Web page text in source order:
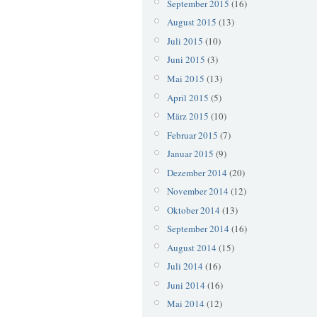
September 2015 (16)
August 2015 (13)
Juli 2015 (10)
Juni 2015 (3)
Mai 2015 (13)
April 2015 (5)
März 2015 (10)
Februar 2015 (7)
Januar 2015 (9)
Dezember 2014 (20)
November 2014 (12)
Oktober 2014 (13)
September 2014 (16)
August 2014 (15)
Juli 2014 (16)
Juni 2014 (16)
Mai 2014 (12)